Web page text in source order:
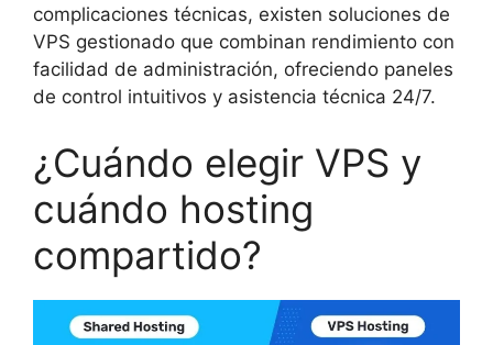
complicaciones técnicas, existen soluciones de
VPS gestionado que combinan rendimiento con
facilidad de administración, ofreciendo paneles
de control intuitivos y asistencia técnica 24/7.
¿Cuándo elegir VPS y
cuándo hosting
compartido?